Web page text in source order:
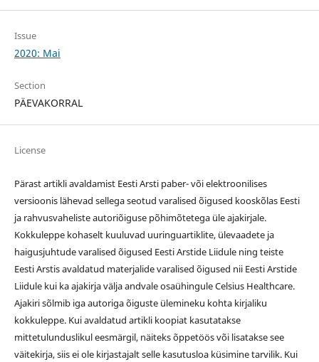
Issue
2020: Mai
Section
PÄEVAKORRAL
License
Pärast artikli avaldamist Eesti Arsti paber- või elektroonilises
versioonis lähevad sellega seotud varalised õigused kooskõlas Eesti
ja rahvusvaheliste autoriõiguse põhimõtetega üle ajakirjale.
Kokkuleppe kohaselt kuuluvad uuringuartiklite, ülevaadete ja
haigusjuhtude varalised õigused Eesti Arstide Liidule ning teiste
Eesti Arstis avaldatud materjalide varalised õigused nii Eesti Arstide
Liidule kui ka ajakirja välja andvale osaühingule Celsius Healthcare.
Ajakiri sõlmib iga autoriga õiguste ülemineku kohta kirjaliku
kokkuleppe. Kui avaldatud artikli koopiat kasutatakse
mittetulunduslikul eesmärgil, näiteks õppetöös või lisatakse see
väitekirja, siis ei ole kirjastajalt selle kasutusloa küsimine tarvilik. Kui